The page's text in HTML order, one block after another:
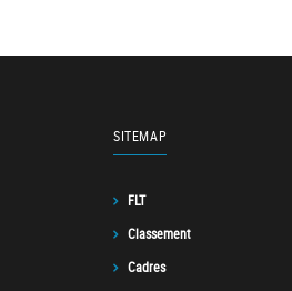
SITEMAP
FLT
Classement
Cadres